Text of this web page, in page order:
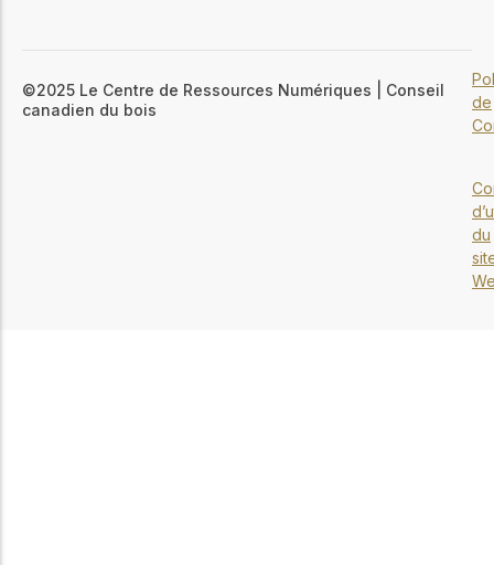
©2025 Le Centre de Ressources Numériques | Conseil
canadien du bois
de
du